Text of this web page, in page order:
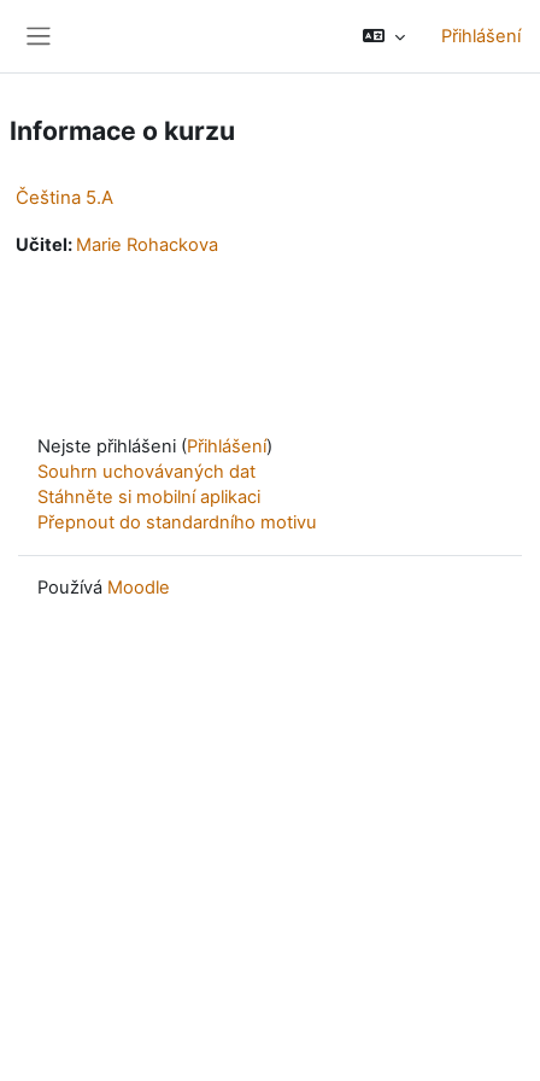
Přihlášení
Informace o kurzu
Čeština 5.A
Učitel: Marie Rohackova
Nejste přihlášeni (Přihlášení)
Souhrn uchovávaných dat
Stáhněte si mobilní aplikaci
Přepnout do standardního motivu
Používá Moodle